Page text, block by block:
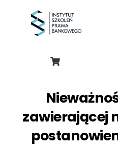
zawierającej